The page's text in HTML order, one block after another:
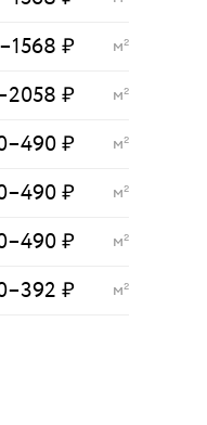
–1568 ₽ м²
2058 ₽ м²
–490₽ м²
–490₽ м²
–490₽ м²
–392 ₽ м²